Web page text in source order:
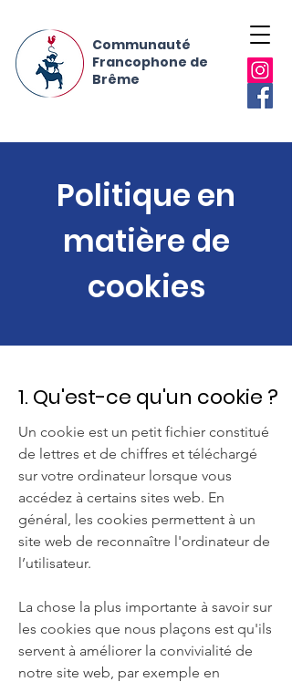
Communauté
Francophone de
Brême
Politique en
matière de
cookies
1. Qu'est-ce qu'un cookie ?
Un cookie est un petit fichier constitué
de lettres et de chiffres et téléchargé
sur votre ordinateur lorsque vous
accédez à certains sites web. En
général, les cookies permettent à un
site web de reconnaître l'ordinateur de
l’utilisateur.
La chose la plus importante à savoir sur
les cookies que nous plaçons est qu'ils
servent à améliorer la convivialité de
notre site web, par exemple en